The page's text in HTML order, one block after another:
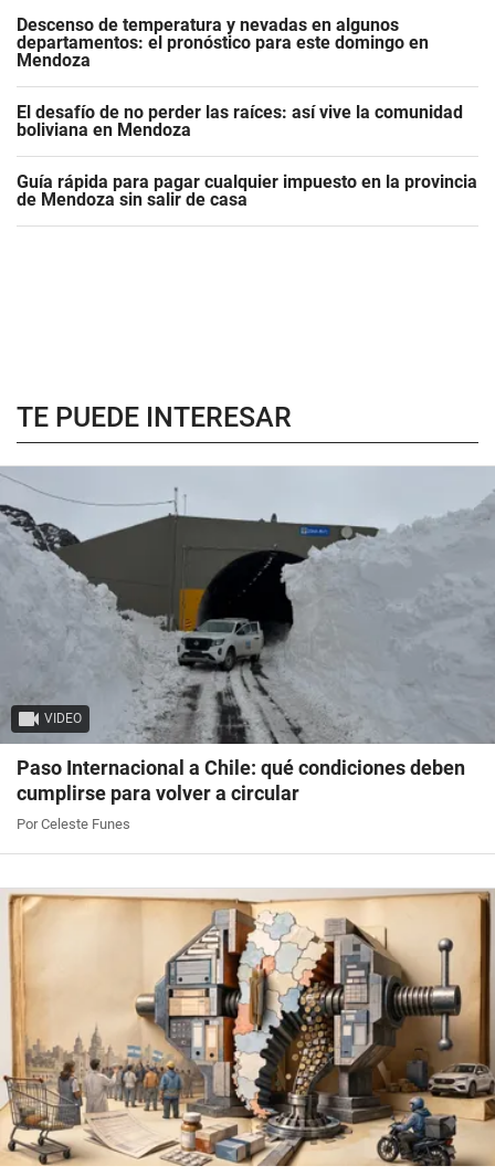
Descenso de temperatura y nevadas en algunos
departamentos: el pronóstico para este domingo en
Mendoza
El desafío de no perder las raíces: así vive la comunidad
boliviana en Mendoza
Guía rápida para pagar cualquier impuesto en la provincia
de Mendoza sin salir de casa
TE PUEDE INTERESAR
VIDEO
Paso Internacional a Chile: qué condiciones deben
cumplirse para volver a circular
Por Celeste Funes